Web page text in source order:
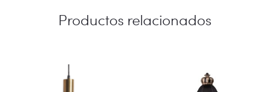
Productos relacionados